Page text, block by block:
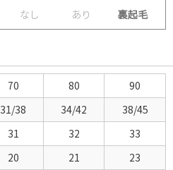
な し あ り 裏起毛
70 80
90
31/38 34/42
38/45
31 32
33
20 21 23